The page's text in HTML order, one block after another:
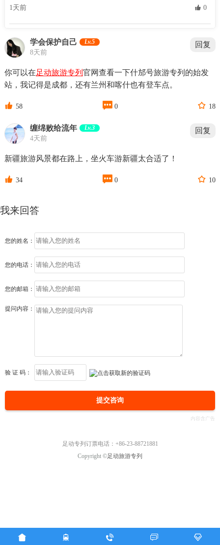
1天前  0
学会保护自己 Lv.5
8天前
回复
你可以在足动旅游专列 官网查看一下什邡号旅游专列的始发
站，我记得是成都，还有兰州和喀什也有登车点。
 58  0  18
缠绵败给流年 Lv.3
4天前
回复
新疆旅游风景都在路上，坐火车游新疆太合适了！
 34  0  10
我来回答
您的姓名：
您的电话：
您的邮箱：
提问内容：
验 证 码：
提交咨询
足动专列订票电话：+86-23-88721881
Copyright ©足动旅游专列
    